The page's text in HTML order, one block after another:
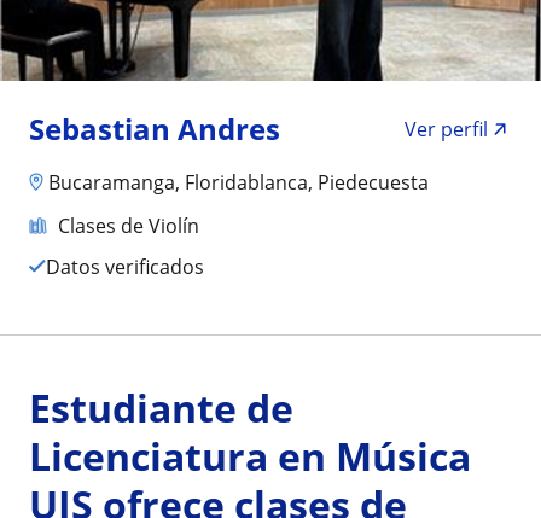
Sebastian Andres
Ver perfil
Bucaramanga, Floridablanca, Piedecuesta
Clases de Violín
Datos verificados
Estudiante de
Licenciatura en Música
UIS ofrece clases de